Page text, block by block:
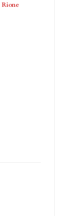
Rione